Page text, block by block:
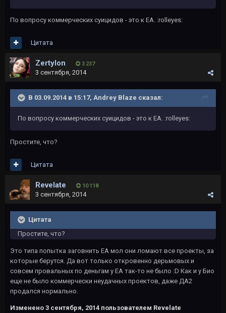
По вопросу коммерческих суицидов - это к ЕА. :rolleyes:
Цитата
Zertylon 3 237
3 сентября, 2014
В 03.09.2014 в 15:17, Andrey Blaze сказал:
По вопросу коммерческих суицидов - это к ЕА. :rolleyes:
Простите, что?
Цитата
Revelate 10 118
3 сентября, 2014
Цитата
Простите, что?
Это типа попытка заговнить ЕА мол они ломают все проекты, за
которые берутся. Да вот только откровенно дерьмовых и
совсем провальных по деньгам у ЕА так-то не было :D Как и у Био
еще не было коммерчески неудачных проектов, даже ДА2
продался нормально.
Изменено 3 сентября, 2014 пользователем Revelate